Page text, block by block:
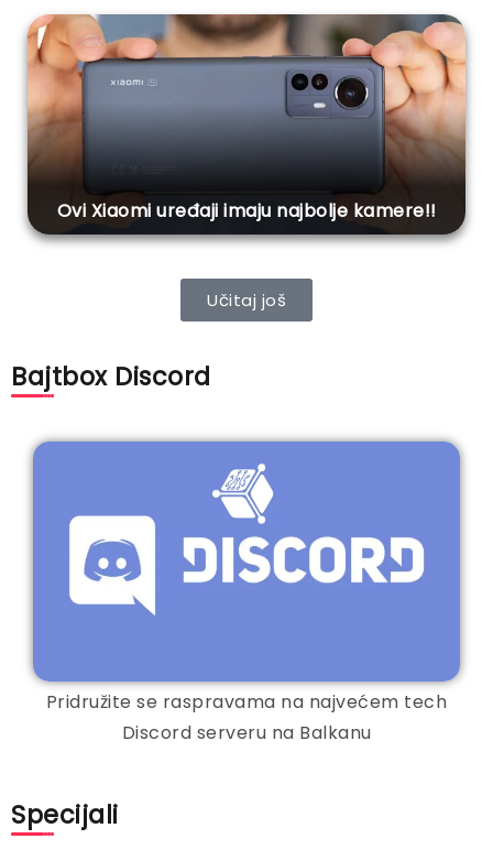
Ovi Xiaomi uređaji imaju najbolje kamere!!
Učitaj još
Bajtbox Discord
Pridružite se raspravama na najvećem tech
Discord serveru na Balkanu
Specijali